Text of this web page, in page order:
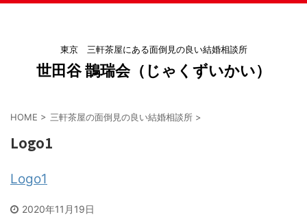
東京 三軒茶屋にある面倒見の良い結婚相談所
世田谷 鵲瑞会（じゃくずいかい）
HOME > 三軒茶屋の面倒見の良い結婚相談所 >
Logo1
Logo1
2020年11月19日